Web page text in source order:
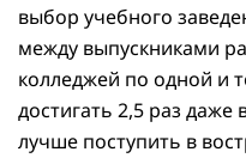
выбор учебного
между выпускниками
колледжей по одной и
достигать 2,5 раз
лучше поступить в